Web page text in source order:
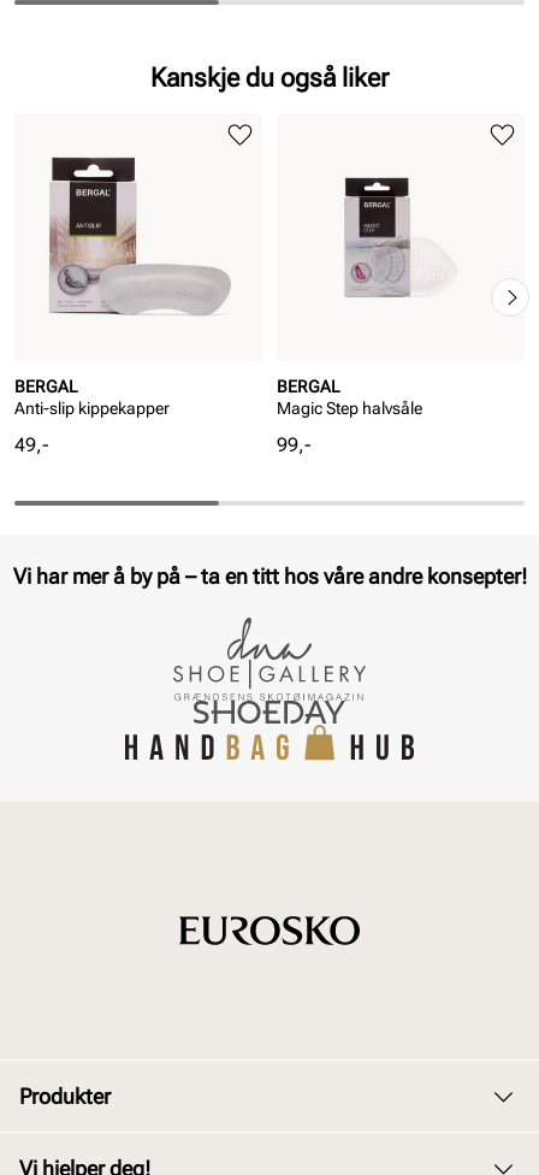
Kanskje du også liker
BERGAL
Anti-slip kippekapper
Pris
49,-
BERGAL
Magic Step halvsåle
Pris
99,-
Vi har mer å by på – ta en titt hos våre andre konsepter!
Produkter
Vi hjelper deg!